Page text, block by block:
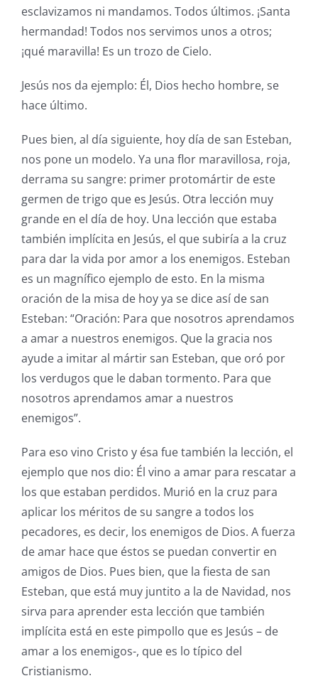
esclavizamos ni mandamos. Todos últimos. ¡Santa
hermandad! Todos nos servimos unos a otros;
¡qué maravilla! Es un trozo de Cielo.
Jesús nos da ejemplo: Él, Dios hecho hombre, se
hace último.
Pues bien, al día siguiente, hoy día de san Esteban,
nos pone un modelo. Ya una flor maravillosa, roja,
derrama su sangre: primer protomártir de este
germen de trigo que es Jesús. Otra lección muy
grande en el día de hoy. Una lección que estaba
también implícita en Jesús, el que subiría a la cruz
para dar la vida por amor a los enemigos. Esteban
es un magnífico ejemplo de esto. En la misma
oración de la misa de hoy ya se dice así de san
Esteban: “Oración: Para que nosotros aprendamos
a amar a nuestros enemigos. Que la gracia nos
ayude a imitar al mártir san Esteban, que oró por
los verdugos que le daban tormento. Para que
nosotros aprendamos amar a nuestros
enemigos”.
Para eso vino Cristo y ésa fue también la lección, el
ejemplo que nos dio: Él vino a amar para rescatar a
los que estaban perdidos. Murió en la cruz para
aplicar los méritos de su sangre a todos los
pecadores, es decir, los enemigos de Dios. A fuerza
de amar hace que éstos se puedan convertir en
amigos de Dios. Pues bien, que la fiesta de san
Esteban, que está muy juntito a la de Navidad, nos
sirva para aprender esta lección que también
implícita está en este pimpollo que es Jesús – de
amar a los enemigos-, que es lo típico del
Cristianismo.